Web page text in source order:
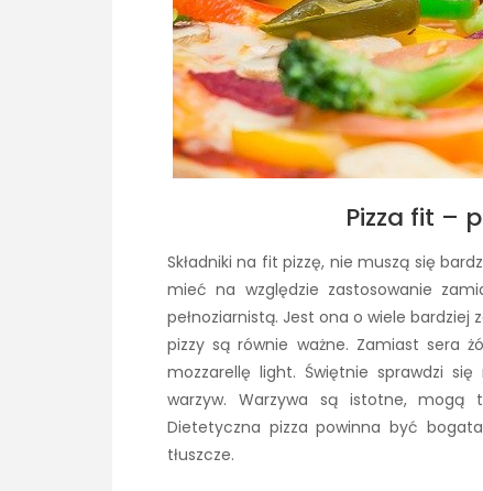
Pizza fit –
Składniki na fit pizzę, nie muszą się
mieć na względzie zastosowanie
pełnoziarnistą. Jest ona o wiele bardziej
pizzy są równie ważne. Zamiast sera
mozzarellę light. Świętnie sprawdzi
warzyw. Warzywa są istotne, mogą
Dietetyczna pizza powinna być
tłuszcze.